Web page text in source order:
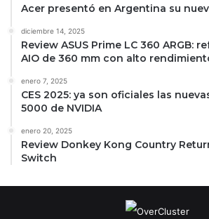
Acer presentó en Argentina su
diciembre 14, 2025
Review ASUS Prime LC 360 ARGB:
AIO de 360 mm con alto
enero 7, 2025
CES 2025: ya son oficiales las
5000 de NVIDIA
enero 20, 2025
Review Donkey Kong Country
Switch